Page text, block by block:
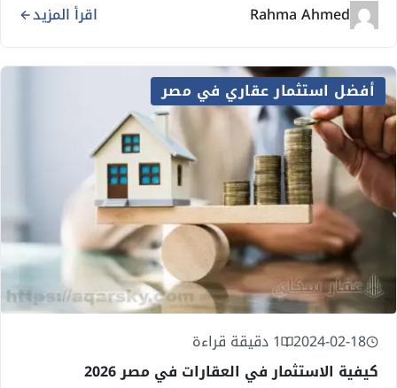
Rahma Ahmed اقرأ المزيد
أفضل استثمار عقاري في مصر
2024-02-18 1 دقيقة قراءة
كيفية الاستثمار في العقارات في مصر 2026